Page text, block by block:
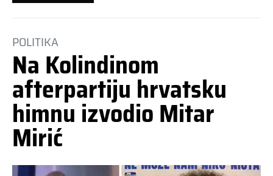
POLITIKA
Na Kolindinom
afterpartiju hrvatsku
himnu izvodio Mitar
Mirić